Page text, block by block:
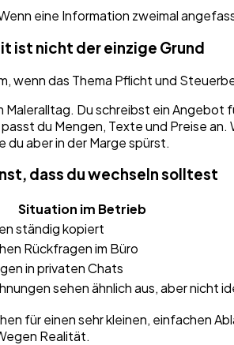
eine Information zweimal
ist nicht der einzige Grund
wenn das Thema Pflicht und
Maleralltag. Du schreibst ein
du Mengen, Texte und Preise
du aber in der Marge spürst.
dass du wechseln solltest
Situation im Betrieb
ständig kopiert
Rückfragen im Büro
in privaten Chats
sehen ähnlich aus, aber nicht
für einen sehr kleinen, einfachen
Realität.